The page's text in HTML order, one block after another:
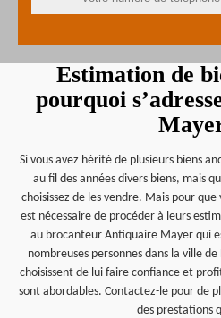
Estimation de
pourquoi
Si vous avez hérité de plusieurs biens
au fil des années divers biens, mais
choisissez de les vendre. Mais pour
est nécessaire de procéder à leurs
au brocanteur Antiquaire Mayer qui
nombreuses personnes dans la ville
choisissent de lui faire confiance et
sont abordables. Contactez-le pour de
des prestations